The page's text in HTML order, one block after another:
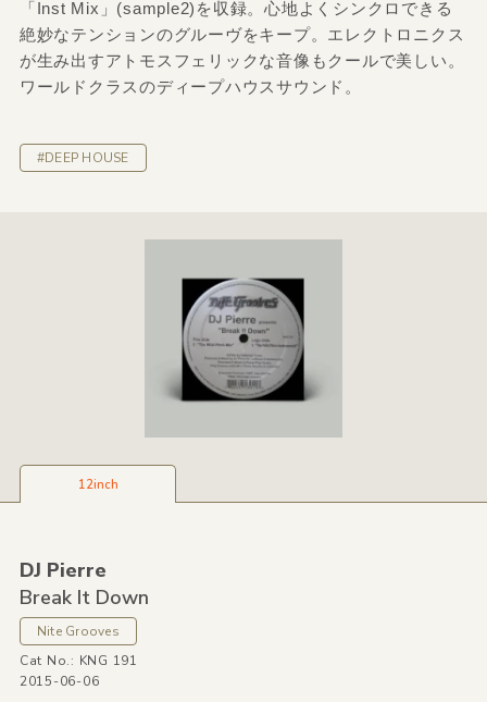
「Inst Mix」(sample2)を収録。心地よくシンクロできる
絶妙なテンションのグルーヴをキープ。エレクトロニクス
が生み出すアトモスフェリックな音像もクールで美しい。
ワールドクラスのディープハウスサウンド。
#DEEP HOUSE
12inch
DJ Pierre
Break It Down
Nite Grooves
Cat No.: KNG 191
2015-06-06